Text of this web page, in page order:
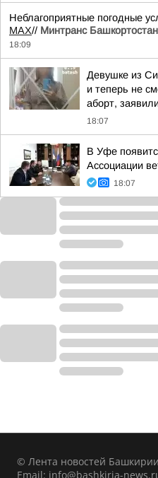
Неблагоприятные погодные
MAX// Минтранс
18:09
Девушке из
и теперь не
аборт,
18:07
В Уфе
Ассоциации
18:07
© Лента новостей Башкирии
Email: info@bashkiria-